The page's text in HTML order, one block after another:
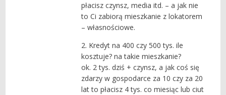
płacisz czynsz, media itd. – a jak nie
to Ci zabiorą mieszkanie z lokatorem
– własnościowe.
2. Kredyt na 400 czy 500 tys. ile
kosztuje? na takie mieszkanie?
ok. 2 tys. dziś + czynsz, a jak coś się
zdarzy w gospodarce za 10 czy za 20
lat to płacisz 4 tys. co miesiąc lub ciut